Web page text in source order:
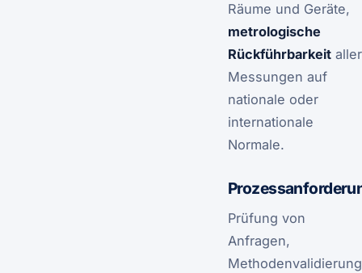
Räume und Geräte,
metrologische
Rückführbarkeit aller
Messungen auf
nationale oder
internationale
Normale.
Prüfung von
Anfragen,